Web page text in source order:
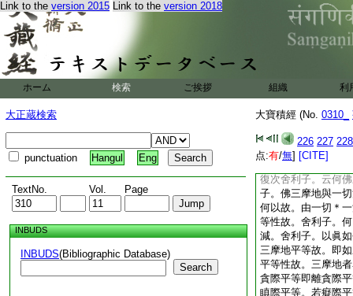
Link to the version 2015 Link to the version 2018
ホーム 検索 ご挨拶 組織 利
大正蔵検索
punctuation Hangul Eng
TextNo. Vol. Page
INBUDS
INBUDS(Bibliographic Database)
Search
大寶積經 (No. 0310_
226 227 228
点:有/無] [CITE]
復次舍利子。云何
種一切念。無有退
退故。舍利子。如
提。無間觀察一切
生行已。如來於中
退減。又舍利子。
入意解趣行。審觀
不復觀察。常爲衆
以故。由如來念無
念。亦爲衆生説如
舍利子。是名如來
復次舍利子。云何
子。佛三摩地與一
何以故。由一切＊
等性故。舍利子。
減。舍利子。以眞
三摩地平等故。即
平等性故。三摩地
貪際平等即離貪際
瞋際平等。若癡際